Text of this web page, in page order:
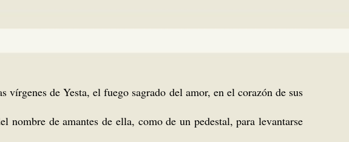
de Yesta, el fuego sagrado del amor, en el corazón de sus
nombre de amantes de ella, como de un pedestal, para levantarse